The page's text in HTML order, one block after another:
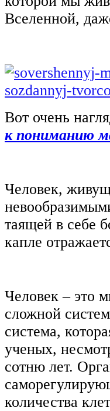
Вселенной,
Вот очень
к пониманию
Человек,
таящей в себе
капле
Человек ‒ это
сложной
система,
ученых,
сотню лет.
количества